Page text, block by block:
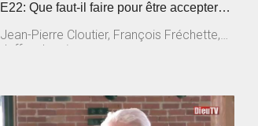
E22: Que faut-il faire pour être accepter
Jean-Pierre Cloutier, François Fréchette,
Jeffrey Laurin